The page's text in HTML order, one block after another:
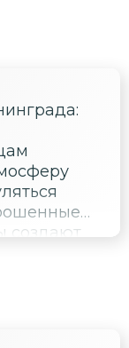
создают